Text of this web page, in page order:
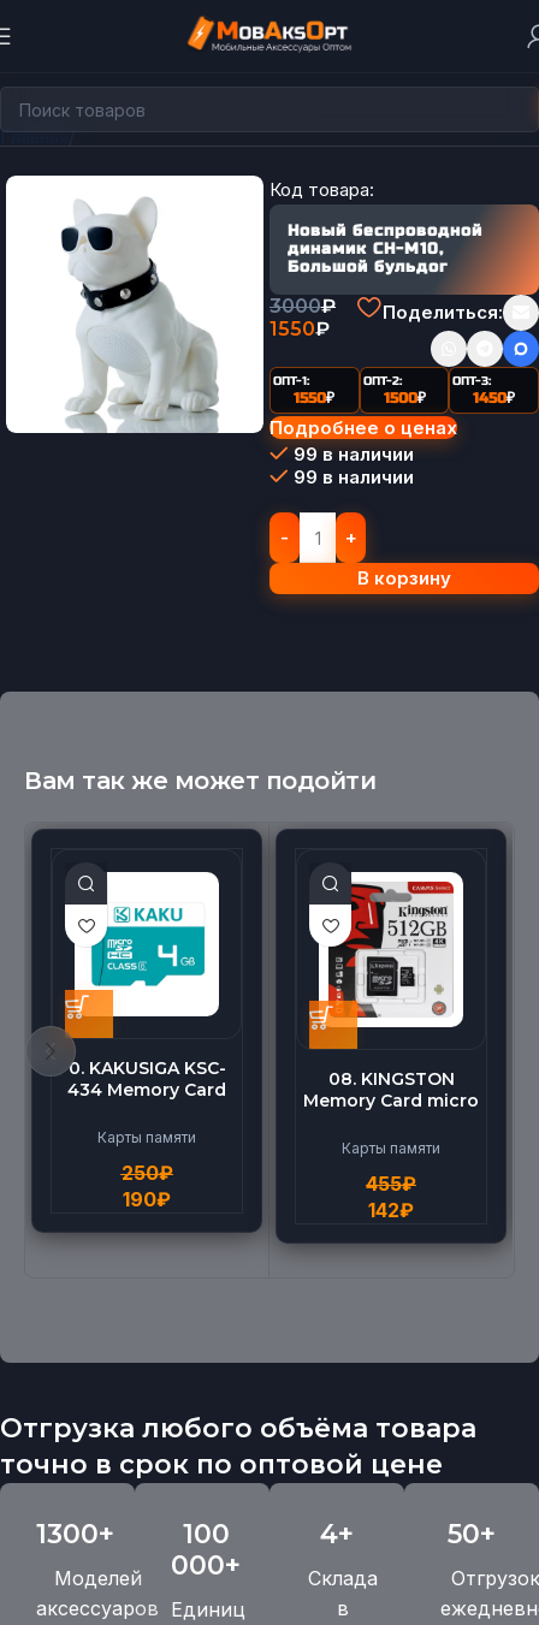
Главная Держатели для телефона
Код товара:
Новый беспроводной
динамик CH-M10,
Большой бульдог
3000₽
1550₽
Поделиться:
ОПТ-1:
1550₽
ОПТ-2:
1500₽
ОПТ-3:
1450₽
Подробнее о ценах
99 в наличии
99 в наличии
В корзину
Вам так же может подойти
0. KAKUSIGA KSC-
434 Memory Card
High Speed (4G)
Карты памяти
250₽
190₽
08. KINGSTON
Memory Card micro
Карты памяти
455₽
142₽
Отгрузка любого объёма товара
точно в срок по оптовой цене
1300+
Моделей
аксессуаров
100
000+
Единиц
4+
Склада
в
50+
Отгрузок